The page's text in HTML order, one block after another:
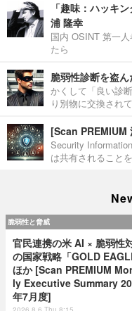
「趣味：ハッキ
浦 隆幸
国内 OSINT 第一
たら
脆弱性診断を盗ん
かくして「良い診
り別物に交換され
[Scan PREMIUM
Security
は共有されること
脆弱性と脅威
官民連携の米 AI × 脆弱性
の国家戦略「GOLD
ほか [Scan PREMIUM
ly Executive Summary
年7月度]